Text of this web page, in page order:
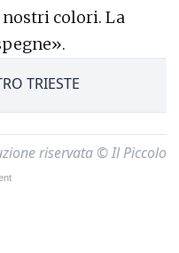
colori. La
TRIESTE
riservata © Il Piccolo